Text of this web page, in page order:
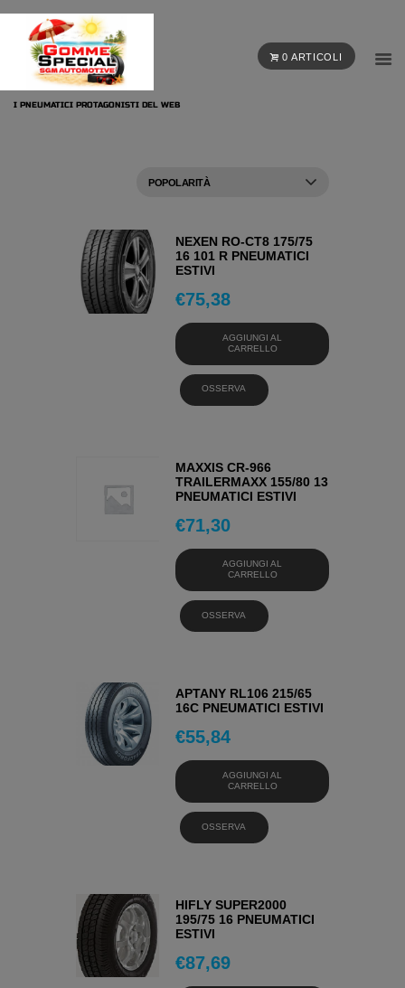
0 ARTICOLI
I PNEUMATICI PROTAGONISTI DEL WEB
NEXEN RO-CT8 175/75
16 101 R PNEUMATICI
ESTIVI
€75,38
AGGIUNGI AL
CARRELLO
OSSERVA
MAXXIS CR-966
TRAILERMAXX 155/80 13
PNEUMATICI ESTIVI
€71,30
AGGIUNGI AL
CARRELLO
OSSERVA
APTANY RL106 215/65
16C PNEUMATICI ESTIVI
€55,84
AGGIUNGI AL
CARRELLO
OSSERVA
HIFLY SUPER2000
195/75 16 PNEUMATICI
ESTIVI
€87,69